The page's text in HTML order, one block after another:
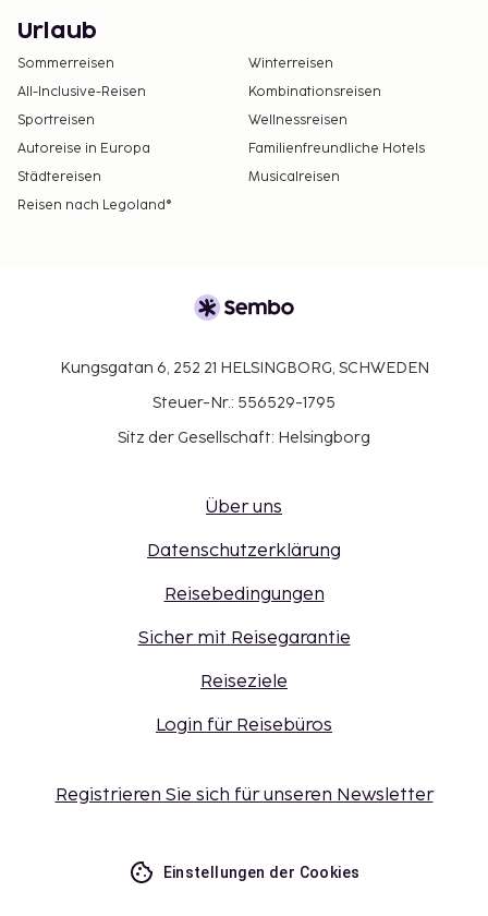
Urlaub
Sommerreisen
Winterreisen
All-Inclusive-Reisen
Kombinationsreisen
Sportreisen
Wellnessreisen
Autoreise in Europa
Familienfreundliche Hotels
Städtereisen
Musicalreisen
Reisen nach Legoland®
Kungsgatan 6, 252 21 HELSINGBORG, SCHWEDEN
Steuer-Nr.: 556529-1795
Sitz der Gesellschaft: Helsingborg
Über uns
Datenschutzerklärung
Reisebedingungen
Sicher mit Reisegarantie
Reiseziele
Login für Reisebüros
Registrieren Sie sich für unseren Newsletter
Einstellungen der Cookies